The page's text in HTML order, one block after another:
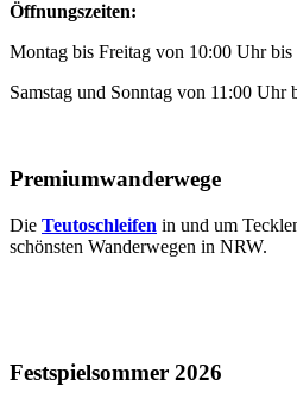
Öffnungszeiten:
Montag bis Freitag von 10:00 Uhr
Samstag und Sonntag von 11:00 Uhr
Premiumwanderwege
Die Teutoschleifen in und um
schönsten Wanderwegen in NRW.
Festspielsommer 2026